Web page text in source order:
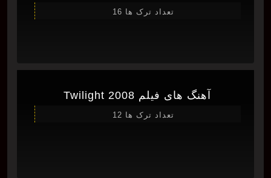
تعداد ترک ها 16
آهنگ های فیلم Twilight 2008
تعداد ترک ها 12